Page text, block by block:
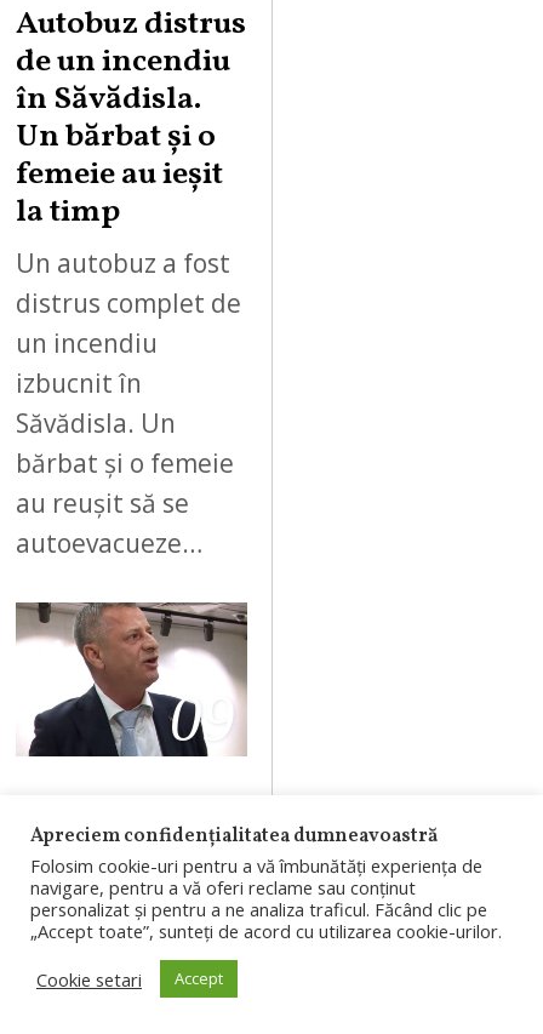
Autobuz distrus
de un incendiu
în Săvădisla.
Un bărbat și o
femeie au ieșit
la timp
Un autobuz a fost
distrus complet de
un incendiu
izbucnit în
Săvădisla. Un
bărbat și o femeie
au reușit să se
autoevacueze…
09
Ioan Varga ia în
calcul să plece
de la CFR Cluj
și să
investească la
Apreciem confidențialitatea dumneavoastră
Folosim cookie-uri pentru a vă îmbunătăți experiența de
navigare, pentru a vă oferi reclame sau conținut
personalizat și pentru a ne analiza traficul. Făcând clic pe
„Accept toate”, sunteți de acord cu utilizarea cookie-urilor.
Cookie setari
Accept